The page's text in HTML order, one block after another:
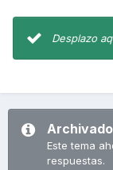
Desplazo
Archivado
Este tema
respuestas.